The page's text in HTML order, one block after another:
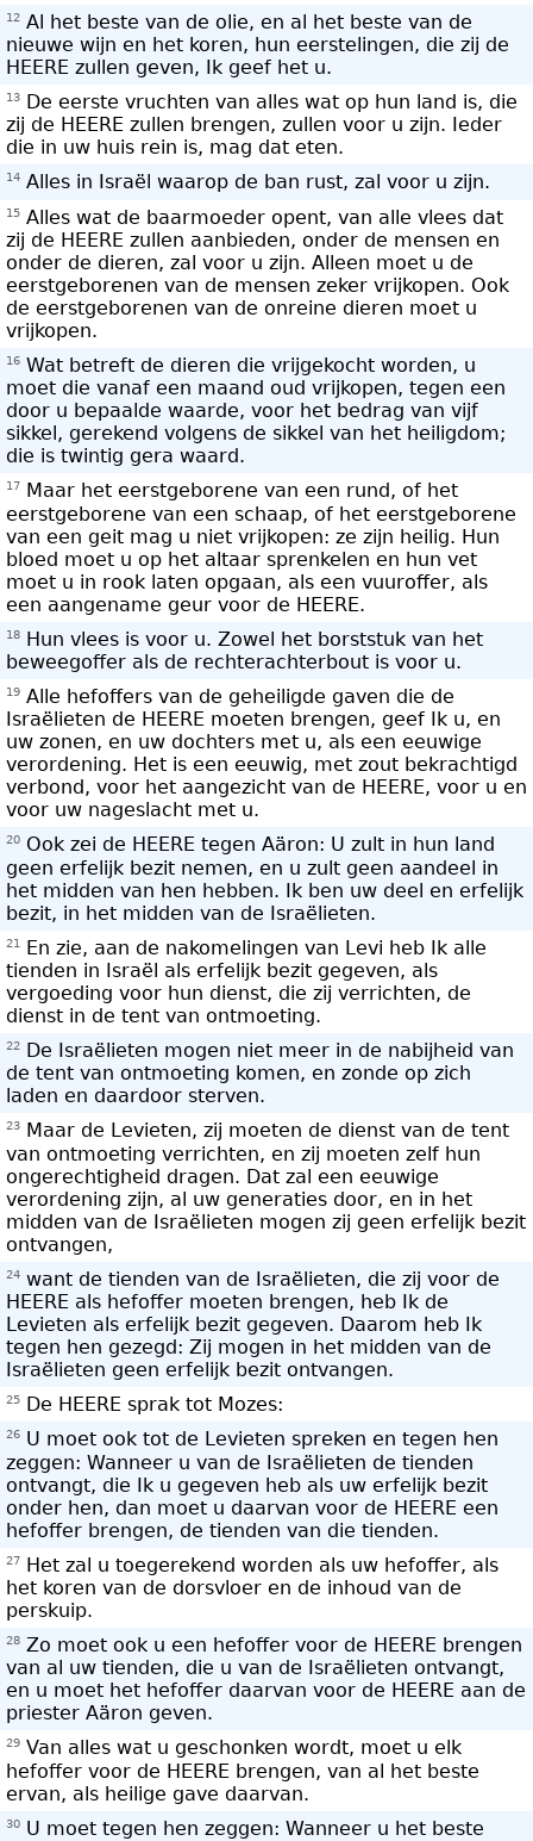
12 Al het beste van de olie, en al het beste van de
nieuwe wijn en het koren, hun eerstelingen, die zij de
HEERE zullen geven, Ik geef het u.
13
De eerste vruchten van alles wat op hun land is, die
zij de HEERE zullen brengen, zullen voor u zijn. Ieder
die in uw huis rein is, mag dat eten.
14 Alles in Israël waarop de ban rust, zal voor u zijn.
15 Alles wat de baarmoeder opent, van alle vlees dat
zij de HEERE zullen aanbieden, onder de mensen en
onder de dieren, zal voor u zijn. Alleen moet u de
eerstgeborenen van de mensen zeker vrijkopen. Ook
de eerstgeborenen van de onreine dieren moet u
vrijkopen.
16 Wat betreft de dieren die vrijgekocht worden, u
moet die vanaf een maand oud vrijkopen, tegen een
door u bepaalde waarde, voor het bedrag van vijf
sikkel, gerekend volgens de sikkel van het heiligdom;
die is twintig gera waard.
17
Maar het eerstgeborene van een rund, of het
eerstgeborene van een schaap, of het eerstgeborene
van een geit mag u niet vrijkopen: ze zijn heilig. Hun
bloed moet u op het altaar sprenkelen en hun vet
moet u in rook laten opgaan, als een vuuroffer, als
een aangename geur voor de HEERE.
18 Hun vlees is voor u. Zowel het borststuk van het
beweegoffer als de rechterachterbout is voor u.
19 Alle hefoffers van de geheiligde gaven die de
Israëlieten de HEERE moeten brengen, geef Ik u, en
uw zonen, en uw dochters met u, als een eeuwige
verordening. Het is een eeuwig, met zout bekrachtigd
verbond, voor het aangezicht van de HEERE, voor u en
voor uw nageslacht met u.
20 Ook zei de HEERE tegen Aäron: U zult in hun land
geen erfelijk bezit nemen, en u zult geen aandeel in
het midden van hen hebben. Ik ben uw deel en erfelijk
bezit, in het midden van de Israëlieten.
21
En zie, aan de nakomelingen van Levi heb Ik alle
tienden in Israël als erfelijk bezit gegeven, als
vergoeding voor hun dienst, die zij verrichten, de
dienst in de tent van ontmoeting.
22
De Israëlieten mogen niet meer in de nabijheid van
de tent van ontmoeting komen, en zonde op zich
laden en daardoor sterven.
23
Maar de Levieten, zij moeten de dienst van de tent
van ontmoeting verrichten, en zij moeten zelf hun
ongerechtigheid dragen. Dat zal een eeuwige
verordening zijn, al uw generaties door, en in het
midden van de Israëlieten mogen zij geen erfelijk bezit
ontvangen,
24 want de tienden van de Israëlieten, die zij voor de
HEERE als hefoffer moeten brengen, heb Ik de
Levieten als erfelijk bezit gegeven. Daarom heb Ik
tegen hen gezegd: Zij mogen in het midden van de
Israëlieten geen erfelijk bezit ontvangen.
25 De HEERE sprak tot Mozes:
26 U moet ook tot de Levieten spreken en tegen hen
zeggen: Wanneer u van de Israëlieten de tienden
ontvangt, die Ik u gegeven heb als uw erfelijk bezit
onder hen, dan moet u daarvan voor de HEERE een
hefoffer brengen, de tienden van die tienden.
27 Het zal u toegerekend worden als uw hefoffer, als
het koren van de dorsvloer en de inhoud van de
perskuip.
28 Zo moet ook u een hefoffer voor de HEERE brengen
van al uw tienden, die u van de Israëlieten ontvangt,
en u moet het hefoffer daarvan voor de HEERE aan de
priester Aäron geven.
29 Van alles wat u geschonken wordt, moet u elk
hefoffer voor de HEERE brengen, van al het beste
ervan, als heilige gave daarvan.
30 U moet tegen hen zeggen: Wanneer u het beste